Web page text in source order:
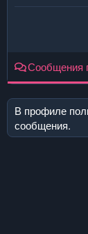
Сообщения
В профиле
сообщения.